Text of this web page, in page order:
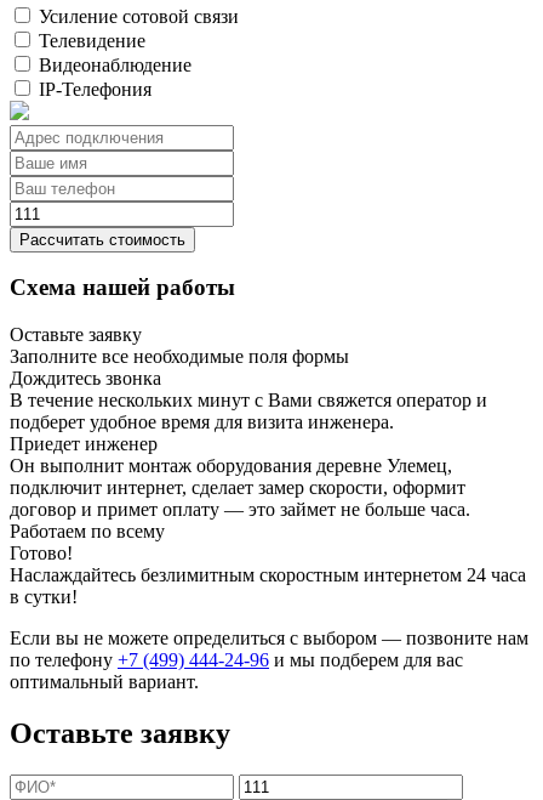
Усиление сотовой связи
Телевидение
Видеонаблюдение
IP-Телефония
Рассчитать стоимость
Схема нашей работы
Оставьте заявку
Заполните все необходимые поля формы
Дождитесь звонка
В течение нескольких минут с Вами свяжется оператор и
подберет удобное время для визита инженера.
Приедет инженер
Он выполнит монтаж оборудования деревне Улемец,
подключит интернет, сделает замер скорости, оформит
договор и примет оплату — это займет не больше часа.
Работаем по всему
Готово!
Наслаждайтесь безлимитным скоростным интернетом 24 часа
в сутки!
Если вы не можете определиться с выбором — позвоните нам
по телефону +7 (499) 444-24-96 и мы подберем для вас
оптимальный вариант.
Оставьте заявку